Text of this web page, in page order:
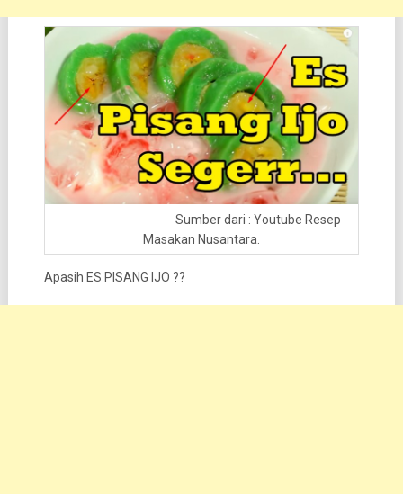
Sumber dari : Youtube Resep
Masakan Nusantara.
Apasih ES PISANG IJO ??